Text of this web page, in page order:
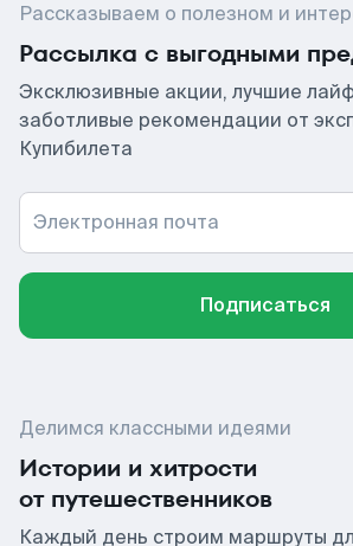
Рассказываем о полезном и
Рассылка с выгодными
Эксклюзивные акции, лучшие
заботливые рекомендации от
Купибилета
Электронная почта
Подписаться
Делимся классными идеями
Истории и хитрости
от путешественников
Каждый день строим маршруты